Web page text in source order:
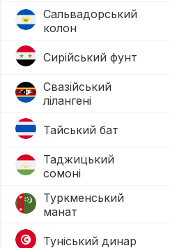
Сальвадорський
колон
Сирійський фунт
Свазійський
лілангені
Тайський бат
Таджицький
сомоні
Туркменський
манат
Туніський динар